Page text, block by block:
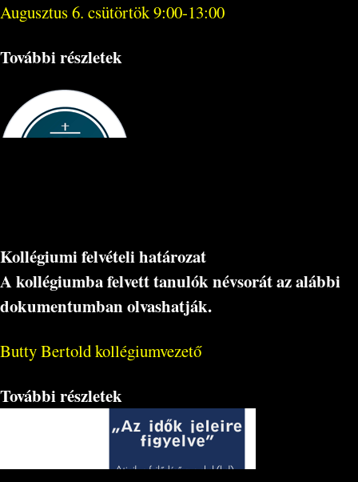
Augusztus 6. csütörtök 9:00-13:00
További részletek
Kollégiumi felvételi határozat
A kollégiumba felvett tanulók névsorát az alábbi
dokumentumban olvashatják.
Butty Bertold kollégiumvezető
További részletek